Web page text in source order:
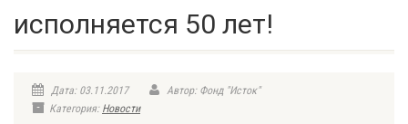
исполняется 50 лет!
Дата: 03.11.2017
Автор: Фонд "Исток"
Категория: Новости